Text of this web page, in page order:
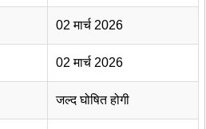
02 मार्च 2026
02 मार्च 2026
जल्द घोषित होगी